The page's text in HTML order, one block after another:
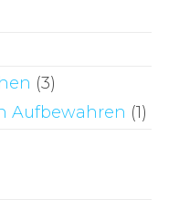
(3)
Aufbewahren (1)